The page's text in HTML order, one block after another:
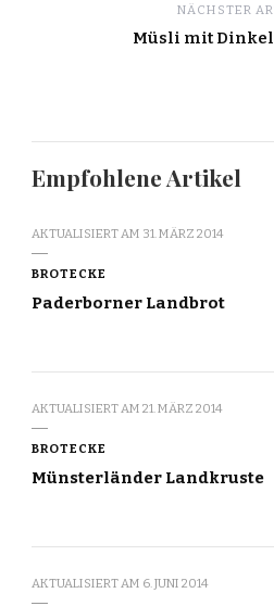
NÄCHSTER
Müsli mit
Empfohlene Artikel
AKTUALISIERT AM 31. MÄRZ 2014
BROTECKE
Paderborner Landbrot
AKTUALISIERT AM 21. MÄRZ 2014
BROTECKE
Münsterländer Landkruste
AKTUALISIERT AM 6. JUNI 2014